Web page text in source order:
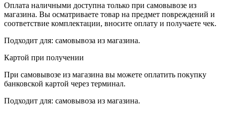
Оплата наличными доступна только при самовывозе из
магазина. Вы осматриваете товар на предмет повреждений и
соответствие комплектации, вносите оплату и получаете чек.
Подходит для: самовывоза из магазина.
Картой при получении
При самовывозе из магазина вы можете оплатить покупку
банковской картой через терминал.
Подходит для: самовывоза из магазина.